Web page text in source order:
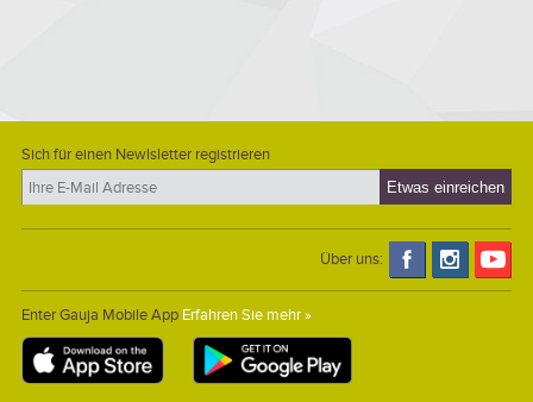
Sich für einen Newlsletter registrieren
Über uns:
Enter Gauja Mobile App Erfahren Sie mehr »